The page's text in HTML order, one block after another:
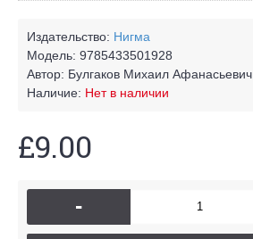
Издательство: Нигма
Модель: 9785433501928
Автор: Булгаков Михаил Афанасьевич
Наличие: Нет в наличии
£9.00
-